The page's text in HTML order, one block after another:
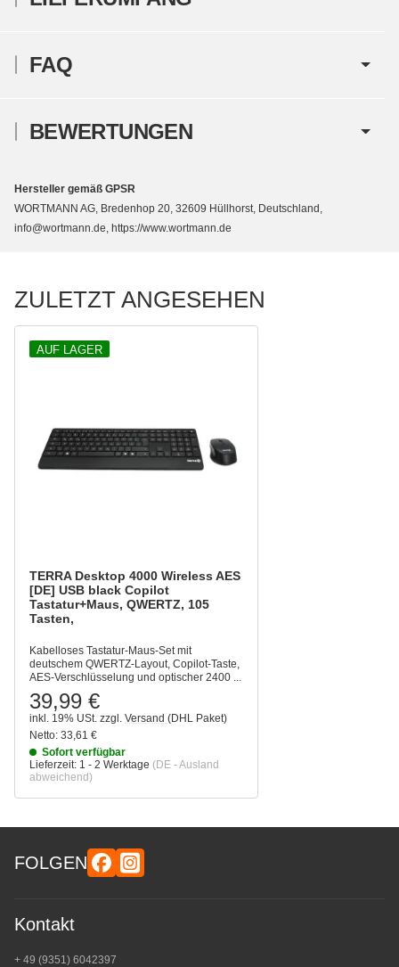
FAQ
BEWERTUNGEN
Hersteller gemäß GPSR
WORTMANN AG, Bredenhop 20, 32609 Hüllhorst, Deutschland,
info@wortmann.de, https://www.wortmann.de
ZULETZT ANGESEHEN
AUF LAGER
TERRA Desktop 4000 Wireless AES
[DE] USB black Copilot
Tastatur+Maus, QWERTZ, 105
Tasten,
Kabelloses Tastatur-Maus-Set mit
deutschem QWERTZ-Layout, Copilot-Taste,
AES-Verschlüsselung und optischer 2400 ...
39,99 €
inkl. 19% USt. zzgl. Versand (DHL Paket)
Netto: 33,61 €
Sofort verfügbar
Lieferzeit: 1 - 2 Werktage (DE - Ausland
abweichend)
FOLGEN
Kontakt
+ 49 (9351) 6042397